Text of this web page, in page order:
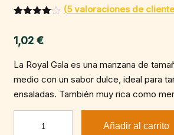
de 5 en
base a
nes de
clientes
(5valoraciones de
1,02 €
La Royal Gala es una manzana de
medio con un sabor dulce, ideal para
ensaladas. También muy rica como
Añadir al carrito